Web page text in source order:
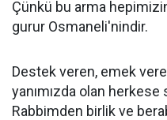
Çünkü bu arma
gurur Osmaneli'nindir.
Destek veren, emek
yanımızda olan
Rabbimden birlik ve